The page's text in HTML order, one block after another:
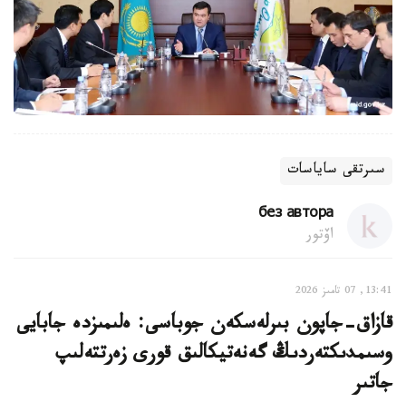
سىرتقى ساياسات
без автора
اۆتور
13:41, 07 تامىز 2026
قازاق-جاپون بىرلەسكەن جوباسى: ەلىمىزدە جابايى
وسىمدىكتەردىڭ گەنەتيكالىق قورى زەرتتەلىپ
جاتىر